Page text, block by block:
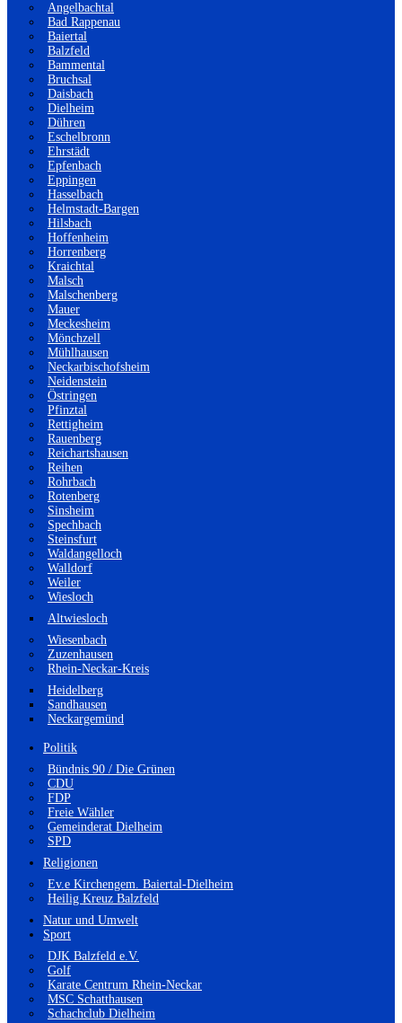
Angelbachtal
Bad Rappenau
Baiertal
Balzfeld
Bammental
Bruchsal
Daisbach
Dielheim
Dühren
Eschelbronn
Ehrstädt
Epfenbach
Eppingen
Hasselbach
Helmstadt-Bargen
Hilsbach
Hoffenheim
Horrenberg
Kraichtal
Malsch
Malschenberg
Mauer
Meckesheim
Mönchzell
Mühlhausen
Neckarbischofsheim
Neidenstein
Östringen
Pfinztal
Rettigheim
Rauenberg
Reichartshausen
Reihen
Rohrbach
Rotenberg
Sinsheim
Spechbach
Steinsfurt
Waldangelloch
Walldorf
Weiler
Wiesloch
Altwiesloch
Wiesenbach
Zuzenhausen
Rhein-Neckar-Kreis
Heidelberg
Sandhausen
Neckargemünd
Politik
Bündnis 90 / Die Grünen
CDU
FDP
Freie Wähler
Gemeinderat Dielheim
SPD
Religionen
Ev.e Kirchengem. Baiertal-Dielheim
Heilig Kreuz Balzfeld
Natur und Umwelt
Sport
DJK Balzfeld e.V.
Golf
Karate Centrum Rhein-Neckar
MSC Schatthausen
Schachclub Dielheim